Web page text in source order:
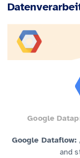
y
Google
Google Dataflow:
and